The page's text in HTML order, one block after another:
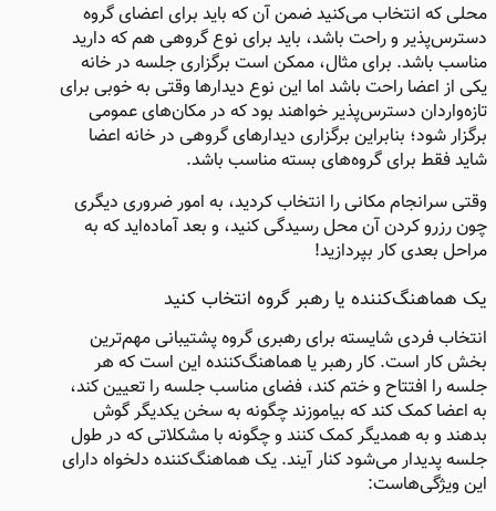
محلی که انتخاب می‌کنید ضمن آن که باید برای اعضای گروه
دسترس‌پذیر و راحت باشد، باید برای نوع گروهی هم که دارید
مناسب باشد. برای مثال، ممکن است برگزاری جلسه در خانه
یکی از اعضا راحت باشد اما این نوع دیدارها وقتی به خوبی برای
تازه‌واردان دسترس‌پذیر خواهند بود که در مکان‌های عمومی
برگزار شود؛ بنابراین برگزاری دیدارهای گروهی در خانه اعضا
شاید فقط برای گروه‌های بسته مناسب باشد.
وقتی سرانجام مکانی را انتخاب کردید، به امور ضروری دیگری
چون رزرو کردن آن محل رسیدگی کنید، و بعد آماده‌اید که به
مراحل بعدی کار بپردازید!
یک هماهنگ‌کننده یا رهبر گروه انتخاب کنید​
انتخاب فردی شایسته برای رهبری گروه پشتیبانی مهم‌ترین
بخش کار است. کار رهبر یا هماهنگ‌کننده این است که هر
جلسه را افتتاح و ختم کند، فضای مناسب جلسه را تعیین کند،
به اعضا کمک کند که بیاموزند چگونه به سخن یکدیگر گوش
بدهند و به همدیگر کمک کنند و چگونه با مشکلاتی که در طول
جلسه پدیدار می‌شود کنار آیند. یک هماهنگ‌کننده دلخواه دارای
این ویژگی‌هاست: